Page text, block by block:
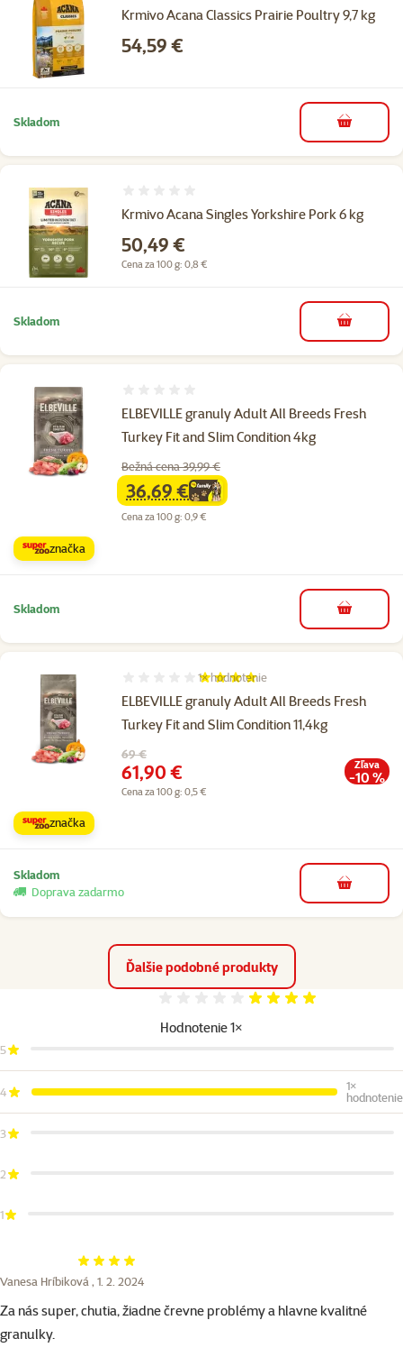
Krmivo Acana Classics Prairie Poultry 9,7 kg
Cena
54,59 €
Skladom do košíka
Krmivo Acana Singles Yorkshire Pork 6 kg
Cena
50,49 €
Cena za 100 g: 0,8 €
Skladom do košíka
ELBEVILLE granuly Adult All Breeds Fresh
Turkey Fit and Slim Condition 4kg
Bežná cena 39,99 €
familycena
36,69 €
Cena za 100 g: 0,9 €
značka
Skladom do košíka
ELBEVILLE granuly Adult All Breeds Fresh
Turkey Fit and Slim Condition 11,4kg
Hodnotenie 80%, počet hodnotení: 1
1×hodnotenie
Pôvodná cena
69 €
Cena
61,90 €
Cena za 100 g: 0,5 €
Zľava
-10 %
značka
Skladom
Doprava zadarmo
do košíka
Ďalšie podobné produkty
Hodnotenie 1×
Hodnotenie 80%
5
4
1×
hodnotenie
3
2
1
Hodnotenie 80%
Vanesa Hríbiková , 1. 2. 2024
Za nás super, chutia, žiadne črevne problémy a hlavne kvalitné
granulky.